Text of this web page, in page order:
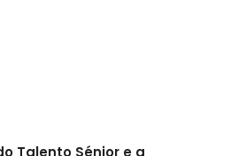
Talento Sénior e a